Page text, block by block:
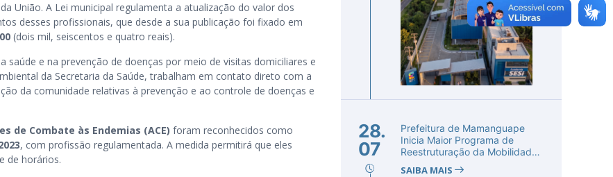
União. A Lei municipal regulamenta a atualização do valor dos
desses profissionais, que desde a sua publicação foi fixado em
(dois mil, seiscentos e quatro reais).
e na prevenção de doenças por meio de visitas domiciliares e
da Secretaria da Saúde, trabalham em contato direto com a
da comunidade relativas à prevenção e ao controle de doenças e
de Combate às Endemias (ACE) foram reconhecidos como
, com profissão regulamentada. A medida permitirá que eles
de horários.
28.
07
Prefeitura de Mamanguape
Inicia Maior Programa de
Reestruturação da Mobilidade
SAIBA MAIS